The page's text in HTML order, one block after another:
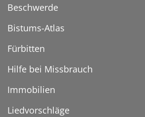
Beschwerde
Bistums-Atlas
Fürbitten
Hilfe bei Missbrauch
Immobilien
Liedvorschläge